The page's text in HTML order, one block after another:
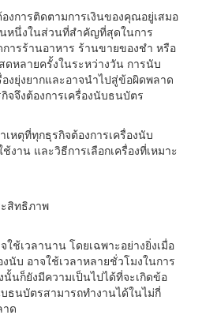
งการติดตามการเงินของคุณอยู่เสมอ
นหนึ่งในส่วนที่สำคัญที่สุดในการ
ารร้านอาหาร ร้านขายของชำ หรือ
หลายครั้งในระหว่างวัน การนับ
องยุ่งยากและอาจนำไปสู่ข้อผิดพลาด
จจึงต้องการเครื่องนับธนบัตร
หตุที่ทุกธุรกิจต้องการเครื่องนับ
งาน และวิธีการเลือกเครื่องที่เหมาะ
ะสิทธิภาพ
ใช้เวลานาน โดยเฉพาะอย่างยิ่งเมื่อ
นับ อาจใช้เวลาหลายชั่วโมงในการ
นก็ยังมีความเป็นไปได้ที่จะเกิดข้อ
ธนบัตรสามารถทำงานได้ในไม่กี่
าด